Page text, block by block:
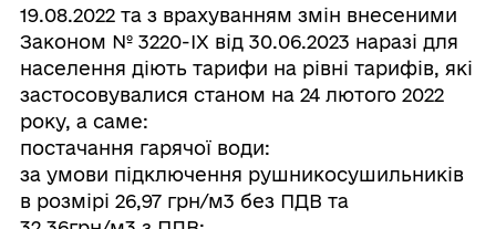
19.08.2022 та з врахуванням змін внесеними
Законом № 3220-IX від 30.06.2023 наразі для
населення діють тарифи на рівні тарифів, які
застосовувалися станом на 24 лютого 2022
року, а саме:
постачання гарячої води:
за умови підключення рушникосушильників
в розмірі 26,97 грн/м3 без ПДВ та